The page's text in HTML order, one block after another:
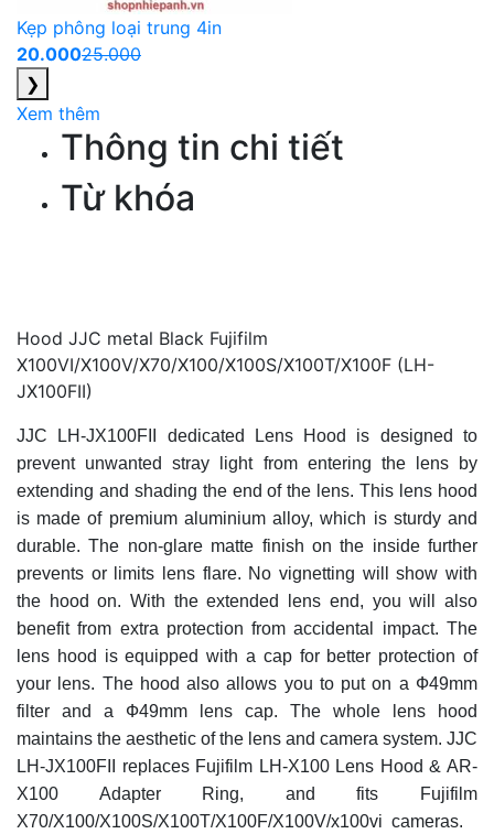
Kẹp phông loại trung 4in
20.00025.000
❯
Xem thêm
Thông tin chi tiết
Từ khóa
Hood JJC metal Black Fujifilm
X100VI/X100V/X70/X100/X100S/X100T/X100F (LH-
JX100FII)
JJC LH-JX100FII dedicated Lens Hood is designed to
prevent unwanted stray light from entering the lens by
extending and shading the end of the lens. This lens hood
is made of premium aluminium alloy, which is sturdy and
durable. The non-glare matte finish on the inside further
prevents or limits lens flare. No vignetting will show with
the hood on. With the extended lens end, you will also
benefit from extra protection from accidental impact. The
lens hood is equipped with a cap for better protection of
your lens. The hood also allows you to put on a Ф49mm
filter and a Ф49mm lens cap. The whole lens hood
maintains the aesthetic of the lens and camera system. JJC
LH-JX100FII replaces Fujifilm LH-X100 Lens Hood & AR-
X100 Adapter Ring, and fits Fujifilm
X70/X100/X100S/X100T/X100F/X100V/x100vi cameras.